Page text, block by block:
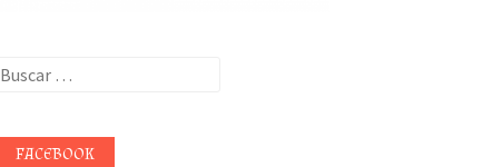
Buscar:
FACEBOOK